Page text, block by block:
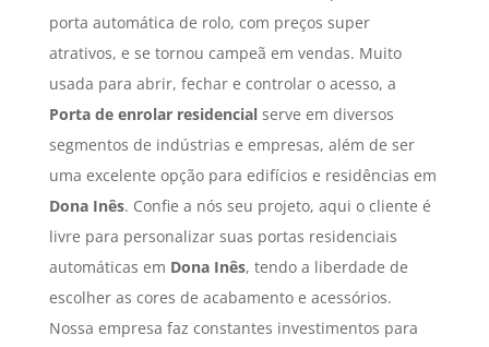
porta automática de rolo, com preços super
atrativos, e se tornou campeã em vendas. Muito
usada para abrir, fechar e controlar o acesso, a
Porta de enrolar residencialserve em diversos
segmentos de indústrias e empresas, além de ser
uma excelente opção para edifícios e residências em
Dona Inês. Confie a nós seu projeto, aqui o cliente é
livre para personalizar suas portas residenciais
automáticas em Dona Inês, tendo a liberdade de
escolher as cores de acabamento e acessórios.
Nossa empresa faz constantes investimentos para